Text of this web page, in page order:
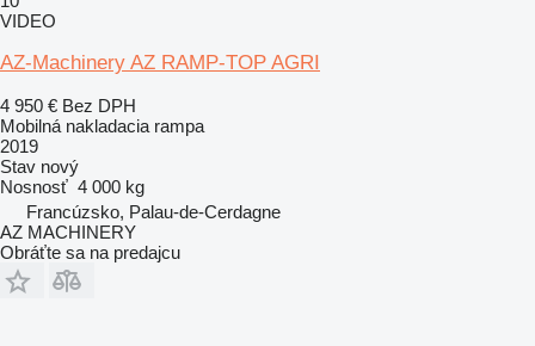
VIDEO
AZ-Machinery AZ RAMP-TOP AGRI
4 950 € Bez DPH
Mobilná nakladacia rampa
2019
Stav nový
Nosnosť 4 000 kg
Francúzsko, Palau-de-Cerdagne
AZ MACHINERY
Obráťte sa na predajcu